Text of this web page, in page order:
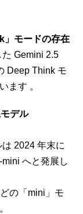
」モードの存在
Gemini 2.5
Deep Think モ
ます 。
デル
2024 年末に
へと発展し
の「mini」モ